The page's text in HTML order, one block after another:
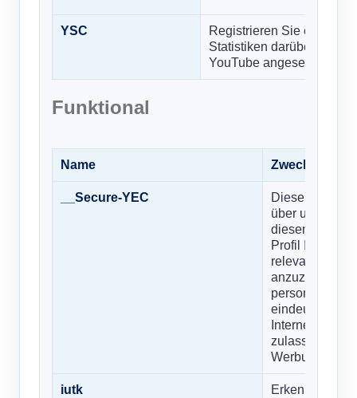
Funktional
YSC
Registrieren Sie
Statistiken darüber,
YouTube angesehen
Name Zweck
__Secure-YEC
Diese
über unsere
diesen
Profil Ihrer
relevante
anzuzeigen.
eindeutigen
zulassen,
Werbung
iutk
Erkennt das